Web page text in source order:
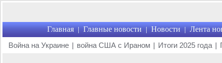
Главная | Главные новости | Новости | Лента
Война на Украине | война США с Ираном | Итоги 2025 года |